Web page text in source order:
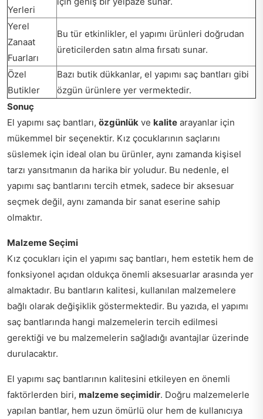
Yerleri
Yerel
Zanaat
Fuarları
Bu tür etkinlikler, el yapımı ürünleri doğrudan
üreticilerden satın alma fırsatı sunar.
Özel
Butikler
Bazı butik dükkanlar, el yapımı saç bantları gibi
özgün ürünlere yer vermektedir.
Sonuç
El yapımı saç bantları, özgünlük ve kalite arayanlar için
mükemmel bir seçenektir. Kız çocuklarının saçlarını
süslemek için ideal olan bu ürünler, aynı zamanda kişisel
tarzı yansıtmanın da harika bir yoludur. Bu nedenle, el
yapımı saç bantlarını tercih etmek, sadece bir aksesuar
seçmek değil, aynı zamanda bir sanat eserine sahip
olmaktır.
Malzeme Seçimi
Kız çocukları için el yapımı saç bantları, hem estetik hem de
fonksiyonel açıdan oldukça önemli aksesuarlar arasında yer
almaktadır. Bu bantların kalitesi, kullanılan malzemelere
bağlı olarak değişiklik göstermektedir. Bu yazıda, el yapımı
saç bantlarında hangi malzemelerin tercih edilmesi
gerektiği ve bu malzemelerin sağladığı avantajlar üzerinde
durulacaktır.
El yapımı saç bantlarının kalitesini etkileyen en önemli
faktörlerden biri, malzeme seçimidir. Doğru malzemelerle
yapılan bantlar, hem uzun ömürlü olur hem de kullanıcıya